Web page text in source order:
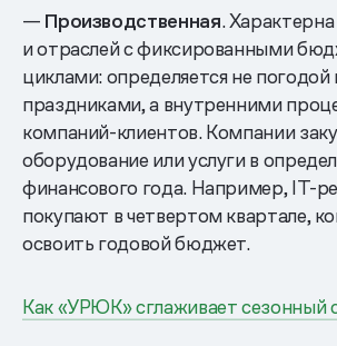
— Производственная.
и отраслей с фиксированными
циклами: определяется не погодой
праздниками, а внутренними
компаний-клиентов. Компании
оборудование или услуги в
финансового года. Например, IT-
покупают в четвертом квартале,
освоить годовой бюджет.
Как «УРЮК» сглаживает сезонный